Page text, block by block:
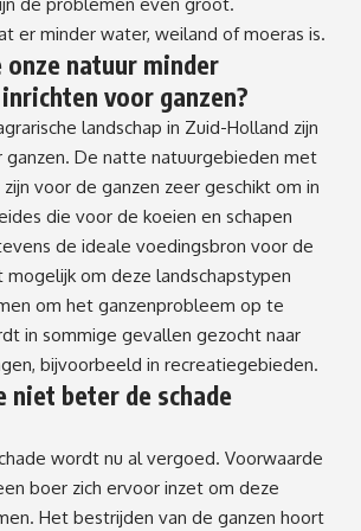
er minder water, weiland of moeras is.
onze natuur minder
voor ganzen?
landschap in Zuid-Holland zijn
ganzen. De natte natuurgebieden met
voor de ganzen zeer geschikt om in
die voor de koeien en schapen
de ideale voedingsbron voor de
mogelijk om deze landschapstypen
om het ganzenprobleem op te
in sommige gevallen gezocht naar
bijvoorbeeld in recreatiegebieden.
niet beter de schade
wordt nu al vergoed. Voorwaarde
boer zich ervoor inzet om deze
Het bestrijden van de ganzen hoort